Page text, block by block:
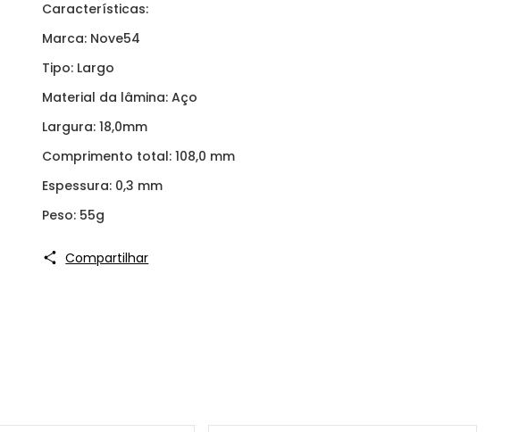
Características:
Marca: Nove54
Tipo: Largo
Material da lâmina: Aço
Largura: 18,0mm
Comprimento total: 108,0 mm
Espessura: 0,3 mm
Peso: 55g
Compartilhar